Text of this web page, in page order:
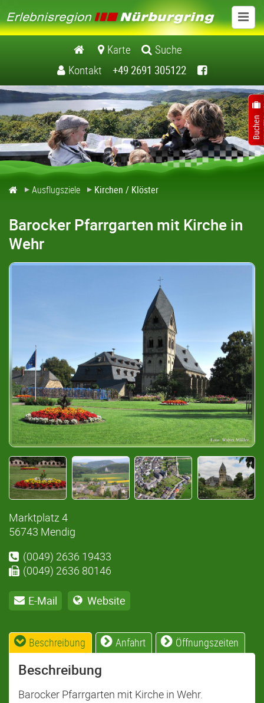
Ausflugsziele
Schlösser / Burgen
Museen
Kirchen / Klöster
Natur / Landschaft
Freizeiteinrichtungen
Freizeitführer Erlebnisregion Nuerburgring
Karte
Suche
Kontakt
+49 2691 305122
Ausflugsziele Kirchen / Klöster
Barocker Pfarrgarten mit Kirche in
Wehr
Marktplatz 4
56743 Mendig
(0049) 2636 19433
(0049) 2636 80146
E-Mail Website
Beschreibung Anfahrt Öffnungszeiten
Beschreibung
Barocker Pfarrgarten mit Kirche in Wehr.